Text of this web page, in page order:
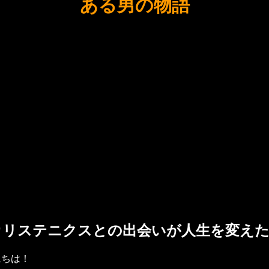
ある男の物語
ステニクスとの出会いが人生を変え
は！